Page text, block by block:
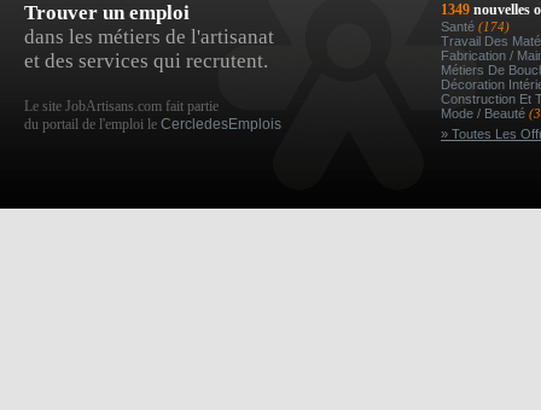
Trouver un emploi
dans les métiers de l'artisanat
et des services qui recrutent.
Le site JobArtisans.com fait partie
du portail de l'emploi le CercledesEmplois
1349 nouvelles
Santé (174)
Travail Des
Fabrication /
Métiers De
Décoration
Construction Et
Mode / Beauté
» Toutes Les